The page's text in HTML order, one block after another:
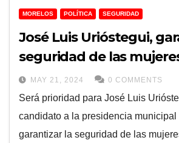
MORELOS POLÍTICA SEGURIDAD
José Luis Urióstegui,
seguridad de las
MAY 21, 2024 0 COMMENTS
Será prioridad para José Luis
candidato a la presidencia municipal
garantizar la seguridad de las